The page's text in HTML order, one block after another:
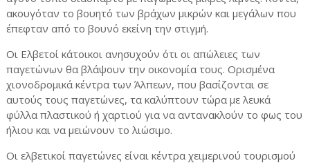
ακουγόταν το βουητό των βράχων μικρών και μεγάλων που
έπεφταν από το βουνό εκείνη την στιγμή.
Οι Ελβετοί κάτοικοι ανησυχούν ότι οι απώλειες των
παγετώνων θα βλάψουν την οικονομία τους. Ορισμένα
χιονοδρομικά κέντρα των Άλπεων, που βασίζονται σε
αυτούς τους παγετώνες, τα καλύπτουν τώρα με λευκά
φύλλα πλαστικού ή χαρτιού για να αντανακλούν το φως του
ήλιου και να μειώνουν το λιώσιμο.
Οι ελβετικοί παγετώνες είναι κέντρα χειμερινού τουρισμού